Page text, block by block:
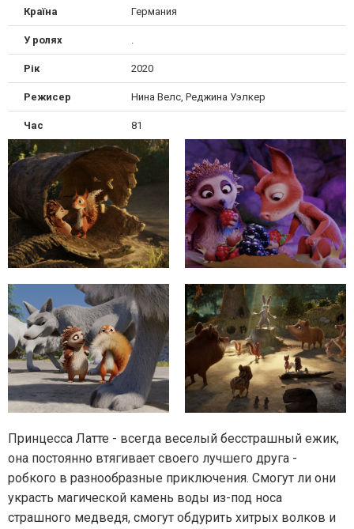
Країна Германия
У ролях
Рік 2020
Режисер Нина Велс, Реджина Уэлкер
Час 81
Принцесса Латте - всегда веселый бесстрашный ежик,
она постоянно втягивает своего лучшего друга -
робкого в разнообразные приключения. Смогут ли они
украсть магической камень воды из-под носа
страшного медведя, смогут обдурить хитрых волков и